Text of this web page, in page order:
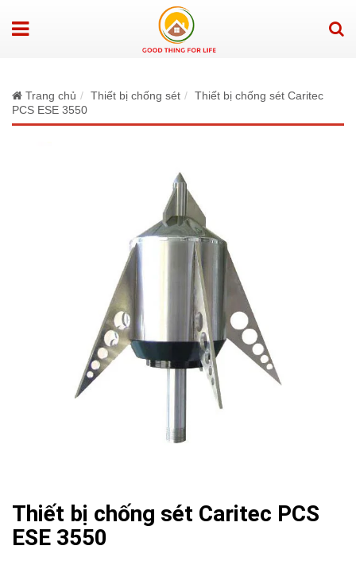
Trang chủ Thiết bị chống sét
Thiết bị chống sét Caritec
PCS ESE 3550
Thiết bị chống sét Caritec PCS
ESE 3550